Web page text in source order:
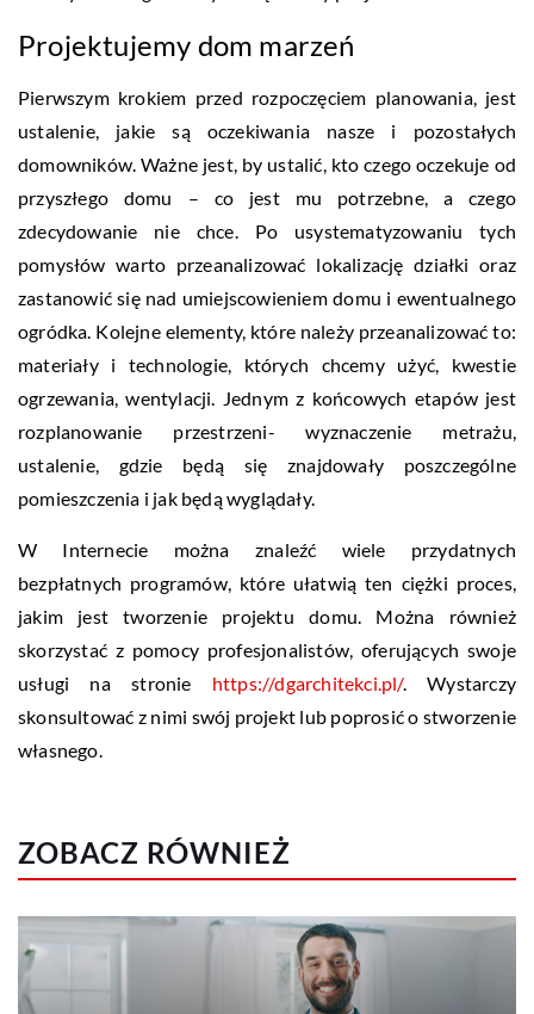
Projektujemy dom marzeń
Pierwszym krokiem przed rozpoczęciem planowania, jest
ustalenie, jakie są oczekiwania nasze i pozostałych
domowników. Ważne jest, by ustalić, kto czego oczekuje od
przyszłego domu – co jest mu potrzebne, a czego
zdecydowanie nie chce. Po usystematyzowaniu tych
pomysłów warto przeanalizować lokalizację działki oraz
zastanowić się nad umiejscowieniem domu i ewentualnego
ogródka. Kolejne elementy, które należy przeanalizować to:
materiały i technologie, których chcemy użyć, kwestie
ogrzewania, wentylacji. Jednym z końcowych etapów jest
rozplanowanie przestrzeni- wyznaczenie metrażu,
ustalenie, gdzie będą się znajdowały poszczególne
pomieszczenia i jak będą wyglądały.
W Internecie można znaleźć wiele przydatnych
bezpłatnych programów, które ułatwią ten ciężki proces,
jakim jest tworzenie projektu domu. Można również
skorzystać z pomocy profesjonalistów, oferujących swoje
usługi na stronie https://dgarchitekci.pl/. Wystarczy
skonsultować z nimi swój projekt lub poprosić o stworzenie
własnego.
ZOBACZ RÓWNIEŻ